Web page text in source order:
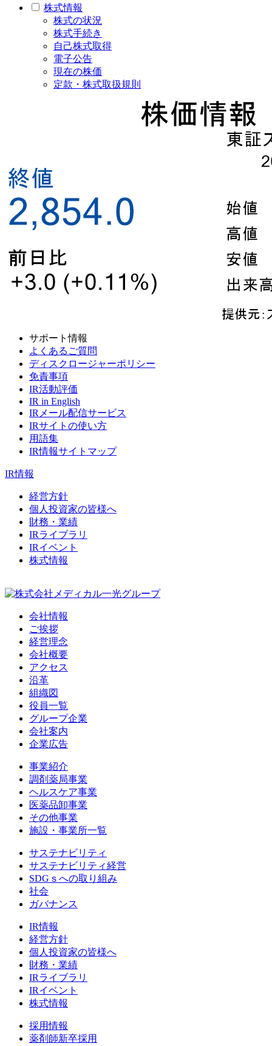
株式情報
株式の状況
株式手続き
自己株式取得
電子公告
現在の株価
定款・株式取扱規則
サポート情報
よくあるご質問
ディスクロージャーポリシー
免責事項
IR活動評価
IR in English
IRメール配信サービス
IRサイトの使い方
用語集
IR情報サイトマップ
IR情報
経営方針
個人投資家の皆様へ
財務・業績
IRライブラリ
IRイベント
株式情報
会社情報
ご挨拶
経営理念
会社概要
アクセス
沿革
組織図
役員一覧
グループ企業
会社案内
企業広告
事業紹介
調剤薬局事業
ヘルスケア事業
医薬品卸事業
その他事業
施設・事業所一覧
サステナビリティ
サステナビリティ経営
SDGｓへの取り組み
社会
ガバナンス
IR情報
経営方針
個人投資家の皆様へ
財務・業績
IRライブラリ
IRイベント
株式情報
採用情報
薬剤師新卒採用